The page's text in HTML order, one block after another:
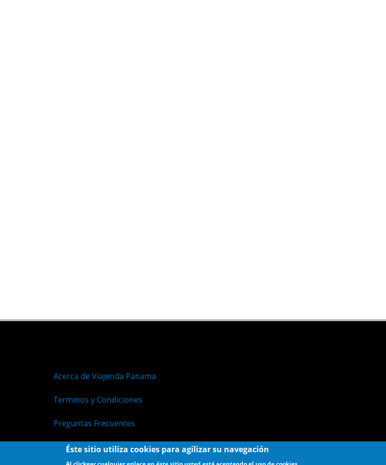
Acerca de Viajenda Panama
Terminos y Condiciones
Preguntas Frecuentes
Políticas de Privacidad
Éste sitio utiliza cookies para agilizar su navegación